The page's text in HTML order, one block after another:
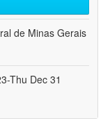
de Minas Gerais
Thu Dec 31